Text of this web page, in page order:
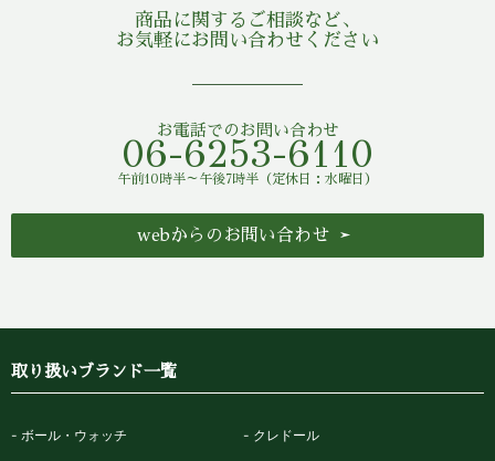
商品に関するご相談など、
お気軽にお問い合わせください
お電話でのお問い合わせ
06-6253-6110
午前10時半～午後7時半（定休日：水曜日）
webからのお問い合わせ
取り扱いブランド一覧
ボール・ウォッチ クレドール